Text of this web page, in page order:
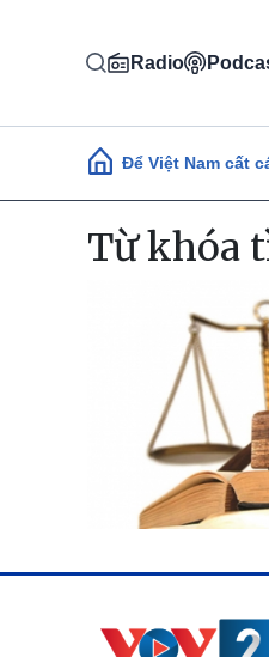
Radio
Main Để Việt Nam cất
Từ khóa